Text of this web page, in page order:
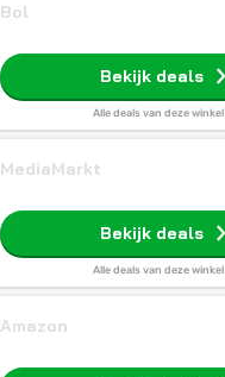
Bol
Bekijk deals
Alle deals van deze winkel
MediaMarkt
Bekijk deals
Alle deals van deze winkel
Amazon